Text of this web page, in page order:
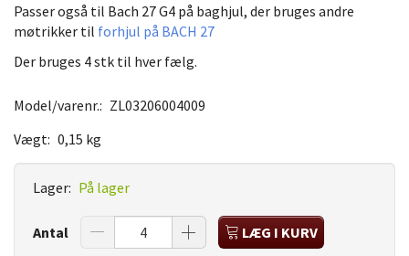
Passer også til Bach 27 G4 på baghjul, der bruges andre
møtrikker til forhjul på BACH 27
Der bruges 4 stk til hver fælg.
Model/varenr.: ZL03206004009
Vægt: 0,15 kg
Lager: På lager
Antal LÆG I KURV